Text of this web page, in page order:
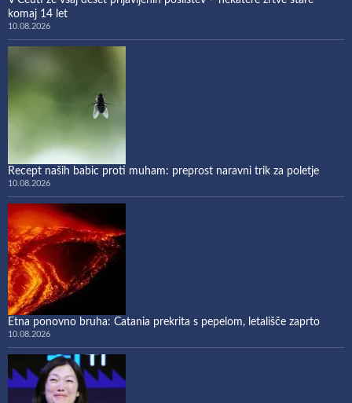
komaj 14 let
10.08.2026
Recept naših babic proti muham: preprost naravni trik za poletje
10.08.2026
Etna ponovno bruha: Catania prekrita s pepelom, letališče zaprto
10.08.2026